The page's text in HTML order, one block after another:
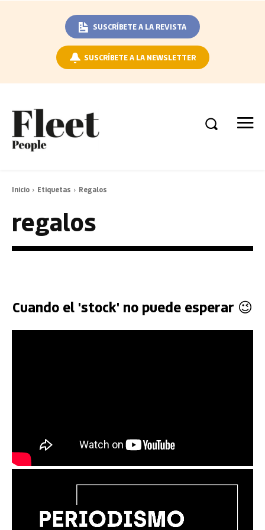
SUSCRÍBETE A LA REVISTA
SUSCRÍBETE A LA NEWSLETTER
Inicio Etiquetas Regalos
regalos
Cuando el 'stock' no puede esperar 😉